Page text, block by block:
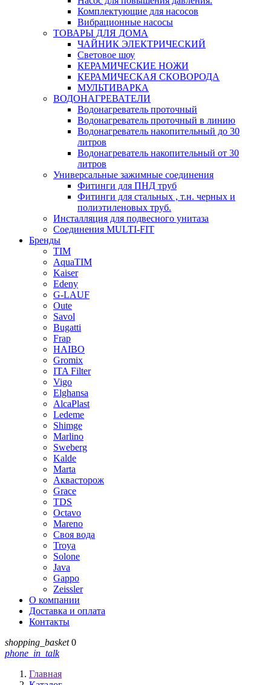
Комплектующие для насосов
Вибрационные насосы
ТОВАРЫ ДЛЯ ДОМА
ЧАЙНИК ЭЛЕКТРИЧЕСКИЙ
Световое шоу
КЕРАМИЧЕСКИЕ НОЖИ
КЕРАМИЧЕСКАЯ СКОВОРОДА
МУЛЬТИВАРКА
ВОДОНАГРЕВАТЕЛИ
Водонагреватель проточный
Водонагреватель проточный в линию
Водонагреватель накопительный до 30
литров
Водонагреватель накопительный от 30
литров
Универсальные зажимные соединения
Фитинги для ПНД труб
Фитинги для стальных , т.н. черных и
полиэтиленовых труб.
Инсталляция для подвесного унитаза
Соединения MULTI-FIT
Бренды
TIM
AquaTIM
Kaiser
Edeny
G-LAUF
Oute
Savol
Bugatti
Frap
HAIBO
Gromix
ITA Filter
Vigo
Elghansa
AlcaPlast
Ledeme
Shimge
Marlino
Sweberg
Kalde
Marta
Аквасторож
Grace
TDS
Octavo
Mareno
Своя вода
Troya
Solone
Java
Gappo
Zeissler
О компании
Доставка и оплата
Контакты
shopping_basket 0
phone_in_talk
Главная